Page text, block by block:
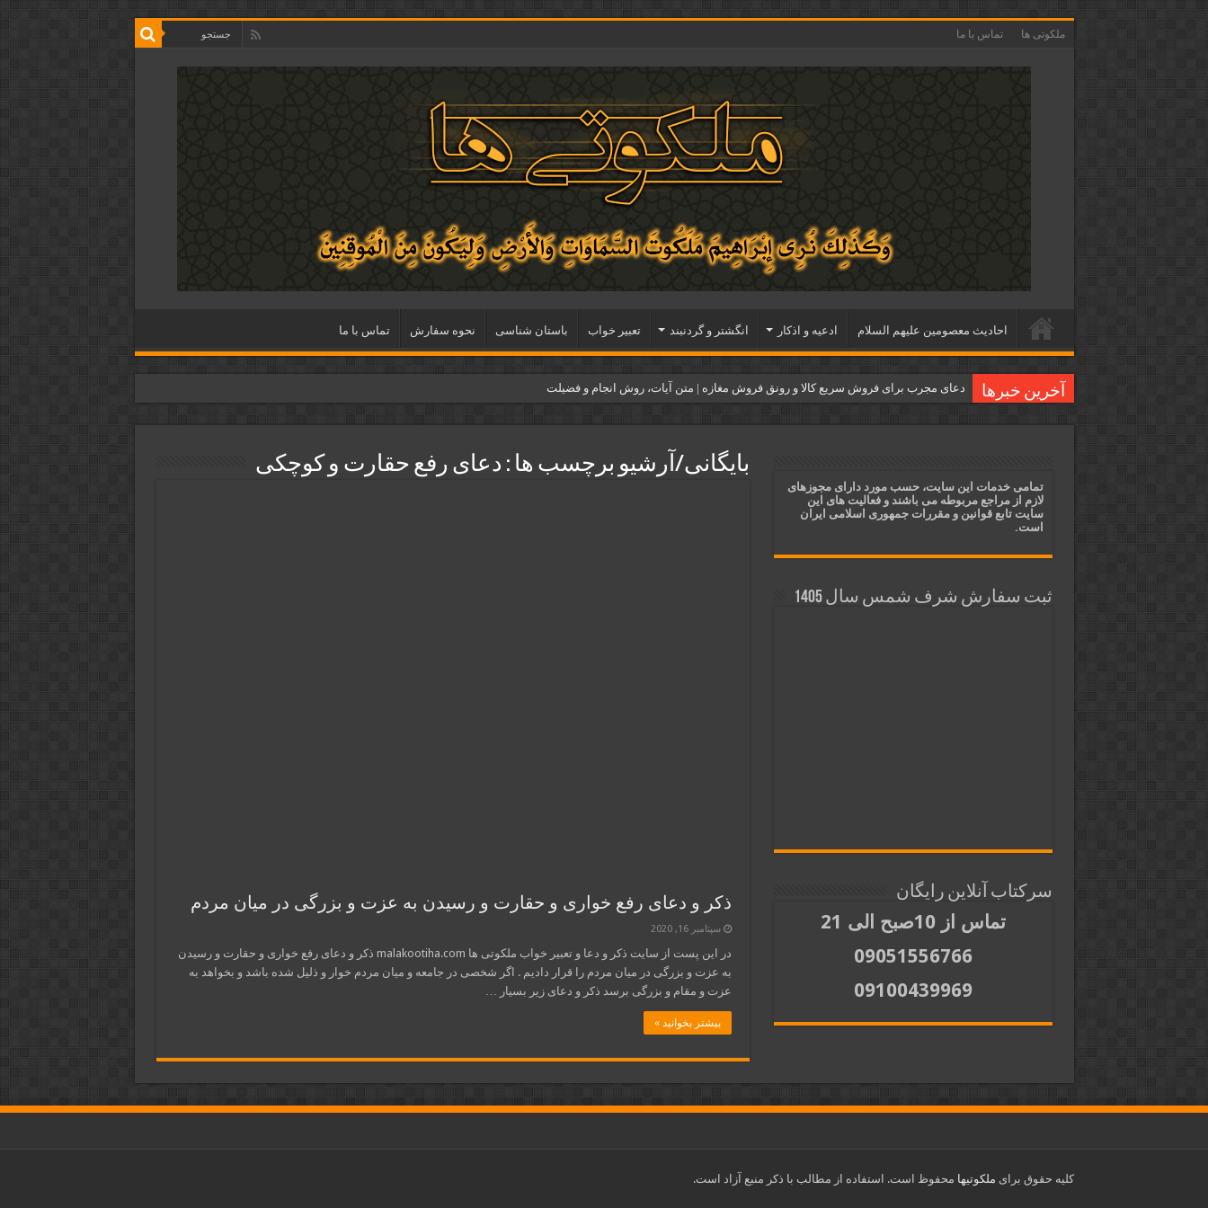
ملکوتی ها تماس با ما
احاديث معصومين عليهم السلام ادعيه و اذكار انگشتر و گردنبند تعبیر خواب باستان شناسی نحوه سفارش تماس با ما
آخرین خبرها دعای مجرب برای فروش سریع کالا و رونق فروش مغازه | متن آیات، روش انجام و فضیلت
آیات قرآنی برای استجابت دعا و آسان شدن کارها و برآورده شدن حاجت
قویترین ذکر استجابت دعا و حاجت روایی | ذکر اسماء الحسنی برآورده شدن حاجت
بایگانی/آرشیو برچسب ها : دعای رفع حقارت و کوچکی
ذکر و دعای رفع خواری و حقارت و رسیدن به عزت و بزرگی در میان مردم
سپتامبر 16, 2020
در این پست از سایت ذکر و دعا و تعبیر خواب ملکوتی ها malakootiha.com ذکر و دعای رفع خواری و حقارت و رسیدن
به عزت و بزرگی در میان مردم را قرار دادیم . اگر شخصی در جامعه و میان مردم خوار و ذلیل شده باشد و بخواهد به
عزت و مقام و بزرگی برسد ذکر و دعای زیر بسیار …
بیشتر بخوانید »
تمامی خدمات این سایت، حسب مورد دارای مجوزهای
لازم از مراجع مربوطه می باشند و فعالیت های این
سایت تابع قوانین و مقررات جمهوری اسلامی ایران
است.
ثبت سفارش شرف شمس سال 1405
سرکتاب آنلاین رایگان
تماس از 10صبح الی 21
09051556766
09100439969
کلیه حقوق برای ملکوتیها محفوظ است. استفاده از مطالب با ذکر منبع آزاد است.